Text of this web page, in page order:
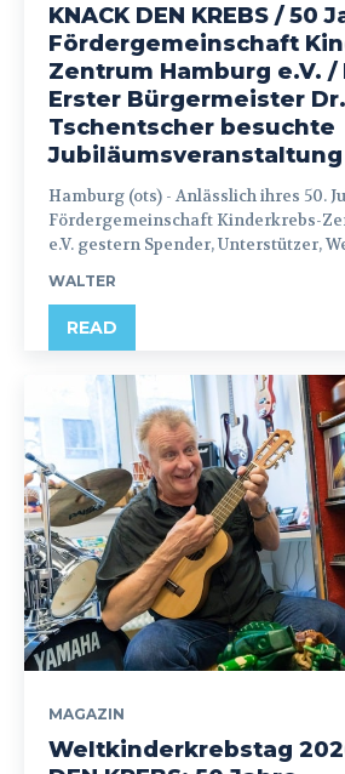
KNACK DEN KREBS / 50
Fördergemeinschaft
Zentrum Hamburg e.V. /
Erster Bürgermeister
Tschentscher besuchte
Jubiläumsveranstaltung
Hamburg (ots) - Anlässlich ihres 50. Jubiläums lud die
Fördergemeinschaft Kinderkrebs-
e.V. gestern Spender, Unterstützer,
WALTER
READ
MAGAZIN
Weltkinderkrebstag